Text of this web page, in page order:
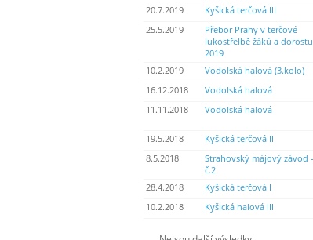
20.7.2019 Kyšická terčová III
25.5.2019
Přebor Prahy v terčové
lukostřelbě žáků a dorostu
2019
10.2.2019 Vodolská halová (3.kolo)
16.12.2018
Vodolská halová
11.11.2018
Vodolská halová
19.5.2018
Kyšická terčová II
8.5.2018
Strahovský májový závod -
č.2
28.4.2018 Kyšická terčová I
10.2.2018
Kyšická halová III